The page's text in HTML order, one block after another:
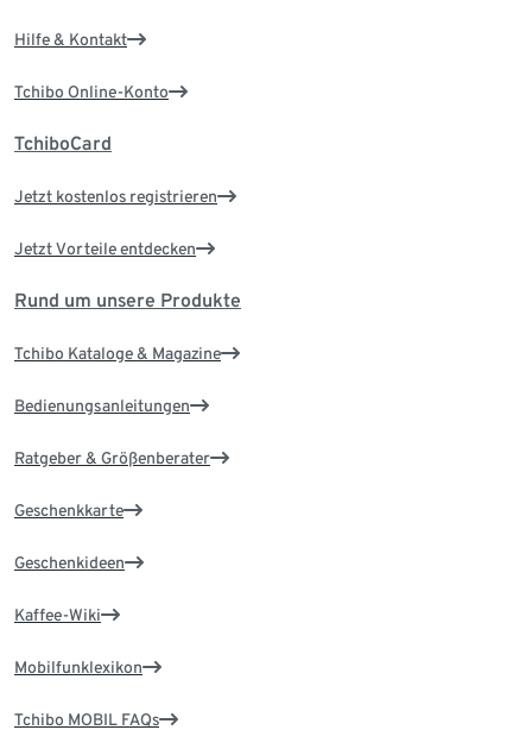
Hilfe & Kontakt
Tchibo Online-Konto
TchiboCard
Jetzt kostenlos registrieren
Jetzt Vorteile entdecken
Rund um unsere Produkte
Tchibo Kataloge & Magazine
Bedienungsanleitungen
Ratgeber & Größenberater
Geschenkkarte
Geschenkideen
Kaffee-Wiki
Mobilfunklexikon
Tchibo MOBIL FAQs